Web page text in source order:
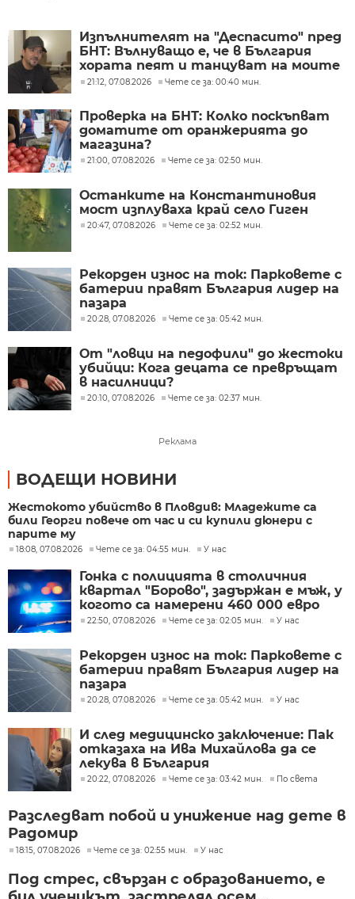
Изпълнителят на "Деспасито" пред
БНТ: Вълнуващо е, че в България
хората пеят и танцуват на моите
песни
21:12, 07.08.2026 Чете се за: 00:40 мин.
Проверка на БНТ: Колко поскъпват
доматите от оранжерията до
магазина?
21:00, 07.08.2026 Чете се за: 02:50 мин.
Останките на Константиновия
мост изплуваха край село Гиген
20:47, 07.08.2026 Чете се за: 02:52 мин.
Рекорден износ на ток: Парковете с
батерии правят България лидер на
пазара
20:28, 07.08.2026 Чете се за: 05:42 мин.
От "ловци на педофили" до жестоки
убийци: Кога децата се превръщат
в насилници?
20:10, 07.08.2026 Чете се за: 02:37 мин.
Реклама
ВОДЕЩИ НОВИНИ
Жестокото убийство в Пловдив: Младежите са
били Георги повече от час и си купили дюнери с
парите му
18:08, 07.08.2026 Чете се за: 04:55 мин. У нас
Гонка с полицията в столичния
квартал "Борово", задържан е мъж, у
когото са намерени 460 000 евро
22:50, 07.08.2026 Чете се за: 02:05 мин. У нас
Рекорден износ на ток: Парковете с
батерии правят България лидер на
пазара
20:28, 07.08.2026 Чете се за: 05:42 мин. У нас
И след медицинско заключение: Пак
отказаха на Ива Михайлова да се
лекува в България
20:22, 07.08.2026 Чете се за: 03:42 мин. По света
Разследват побой и унижение над дете в
Радомир
18:15, 07.08.2026 Чете се за: 02:55 мин. У нас
Под стрес, свързан с образованието, е